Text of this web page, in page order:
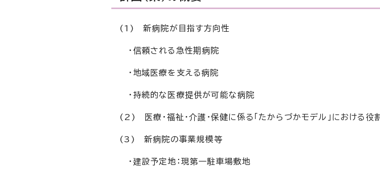
(1) 新病院が目指す方向性
・信頼される急性期病院
・地域医療を支える病院
・持続的な医療提供が可能な病院
(2) 医療・福祉・介護・保健に係る「たからづかモデル」における役割
(3) 新病院の事業規模等
・建設予定地：現第一駐車場敷地